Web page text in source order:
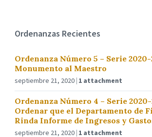
Ordenanzas Recientes
Ordenanza Número 5 – Serie 2020-
Monumento al Maestro
septiembre 21, 2020 1 attachment
Ordenanza Número 4 – Serie 2020-
Ordenar que el Departamento de
Rinda Informe de Ingresos y
septiembre 21, 2020 1 attachment